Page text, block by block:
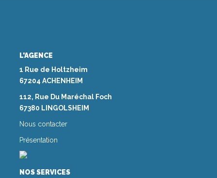
Nous Rejoindre
L'AGENCE
1 Rue de Holtzheim
67204 ACHENHEIM
112, Rue Du Maréchal Foch
67380 LINGOLSHEIM
Nous contacter
Présentation
NOS SERVICES